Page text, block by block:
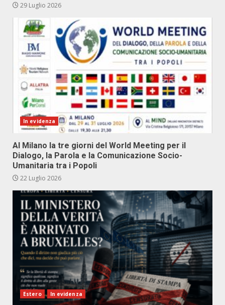
29 Luglio 2026
In evidenza
Al Milano la tre giorni del World Meeting per il
Dialogo, la Parola e la Comunicazione Socio-
Umanitaria tra i Popoli
22 Luglio 2026
Estero In evidenza